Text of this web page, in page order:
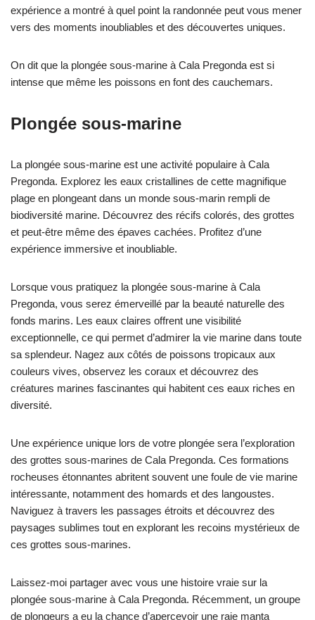
expérience a montré à quel point la randonnée peut vous mener
vers des moments inoubliables et des découvertes uniques.
On dit que la plongée sous-marine à Cala Pregonda est si
intense que même les poissons en font des cauchemars.
Plongée sous-marine
La plongée sous-marine est une activité populaire à Cala
Pregonda. Explorez les eaux cristallines de cette magnifique
plage en plongeant dans un monde sous-marin rempli de
biodiversité marine. Découvrez des récifs colorés, des grottes
et peut-être même des épaves cachées. Profitez d’une
expérience immersive et inoubliable.
Lorsque vous pratiquez la plongée sous-marine à Cala
Pregonda, vous serez émerveillé par la beauté naturelle des
fonds marins. Les eaux claires offrent une visibilité
exceptionnelle, ce qui permet d’admirer la vie marine dans toute
sa splendeur. Nagez aux côtés de poissons tropicaux aux
couleurs vives, observez les coraux et découvrez des
créatures marines fascinantes qui habitent ces eaux riches en
diversité.
Une expérience unique lors de votre plongée sera l’exploration
des grottes sous-marines de Cala Pregonda. Ces formations
rocheuses étonnantes abritent souvent une foule de vie marine
intéressante, notamment des homards et des langoustes.
Naviguez à travers les passages étroits et découvrez des
paysages sublimes tout en explorant les recoins mystérieux de
ces grottes sous-marines.
Laissez-moi partager avec vous une histoire vraie sur la
plongée sous-marine à Cala Pregonda. Récemment, un groupe
de plongeurs a eu la chance d’apercevoir une raie manta